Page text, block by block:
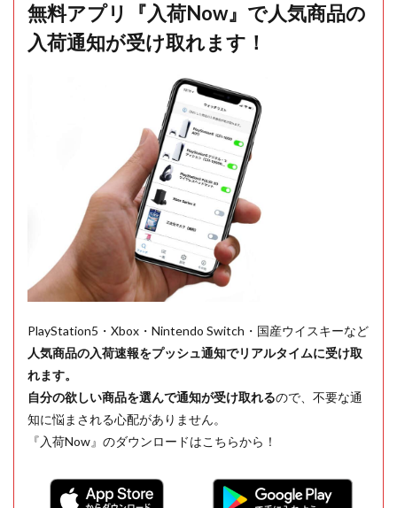
無料アプリ『入荷Now』で人気商品の
入荷通知が受け取れます！
PlayStation5・Xbox・Nintendo Switch・国産ウイスキーなど
人気商品の入荷速報をプッシュ通知でリアルタイムに受け取
れます。
自分の欲しい商品を選んで通知が受け取れるので、不要な通
知に悩まされる心配がありません。
『入荷Now』のダウンロードはこちらから！